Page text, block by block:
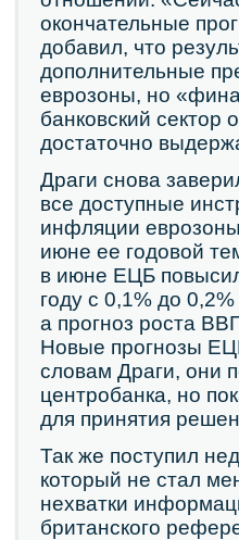
окончательные
добавил, что
дополнительные
еврозоны, но
банковский сектор
достаточно
Драги снова
все доступные
инфляции
июне ее годовой
в июне ЕЦБ
году с 0,1% до
а прогноз роста
Новые прогнозы
словам Драги, они
центробанка, но
для принятия
Так же поступил
который не стал
нехватки
британского